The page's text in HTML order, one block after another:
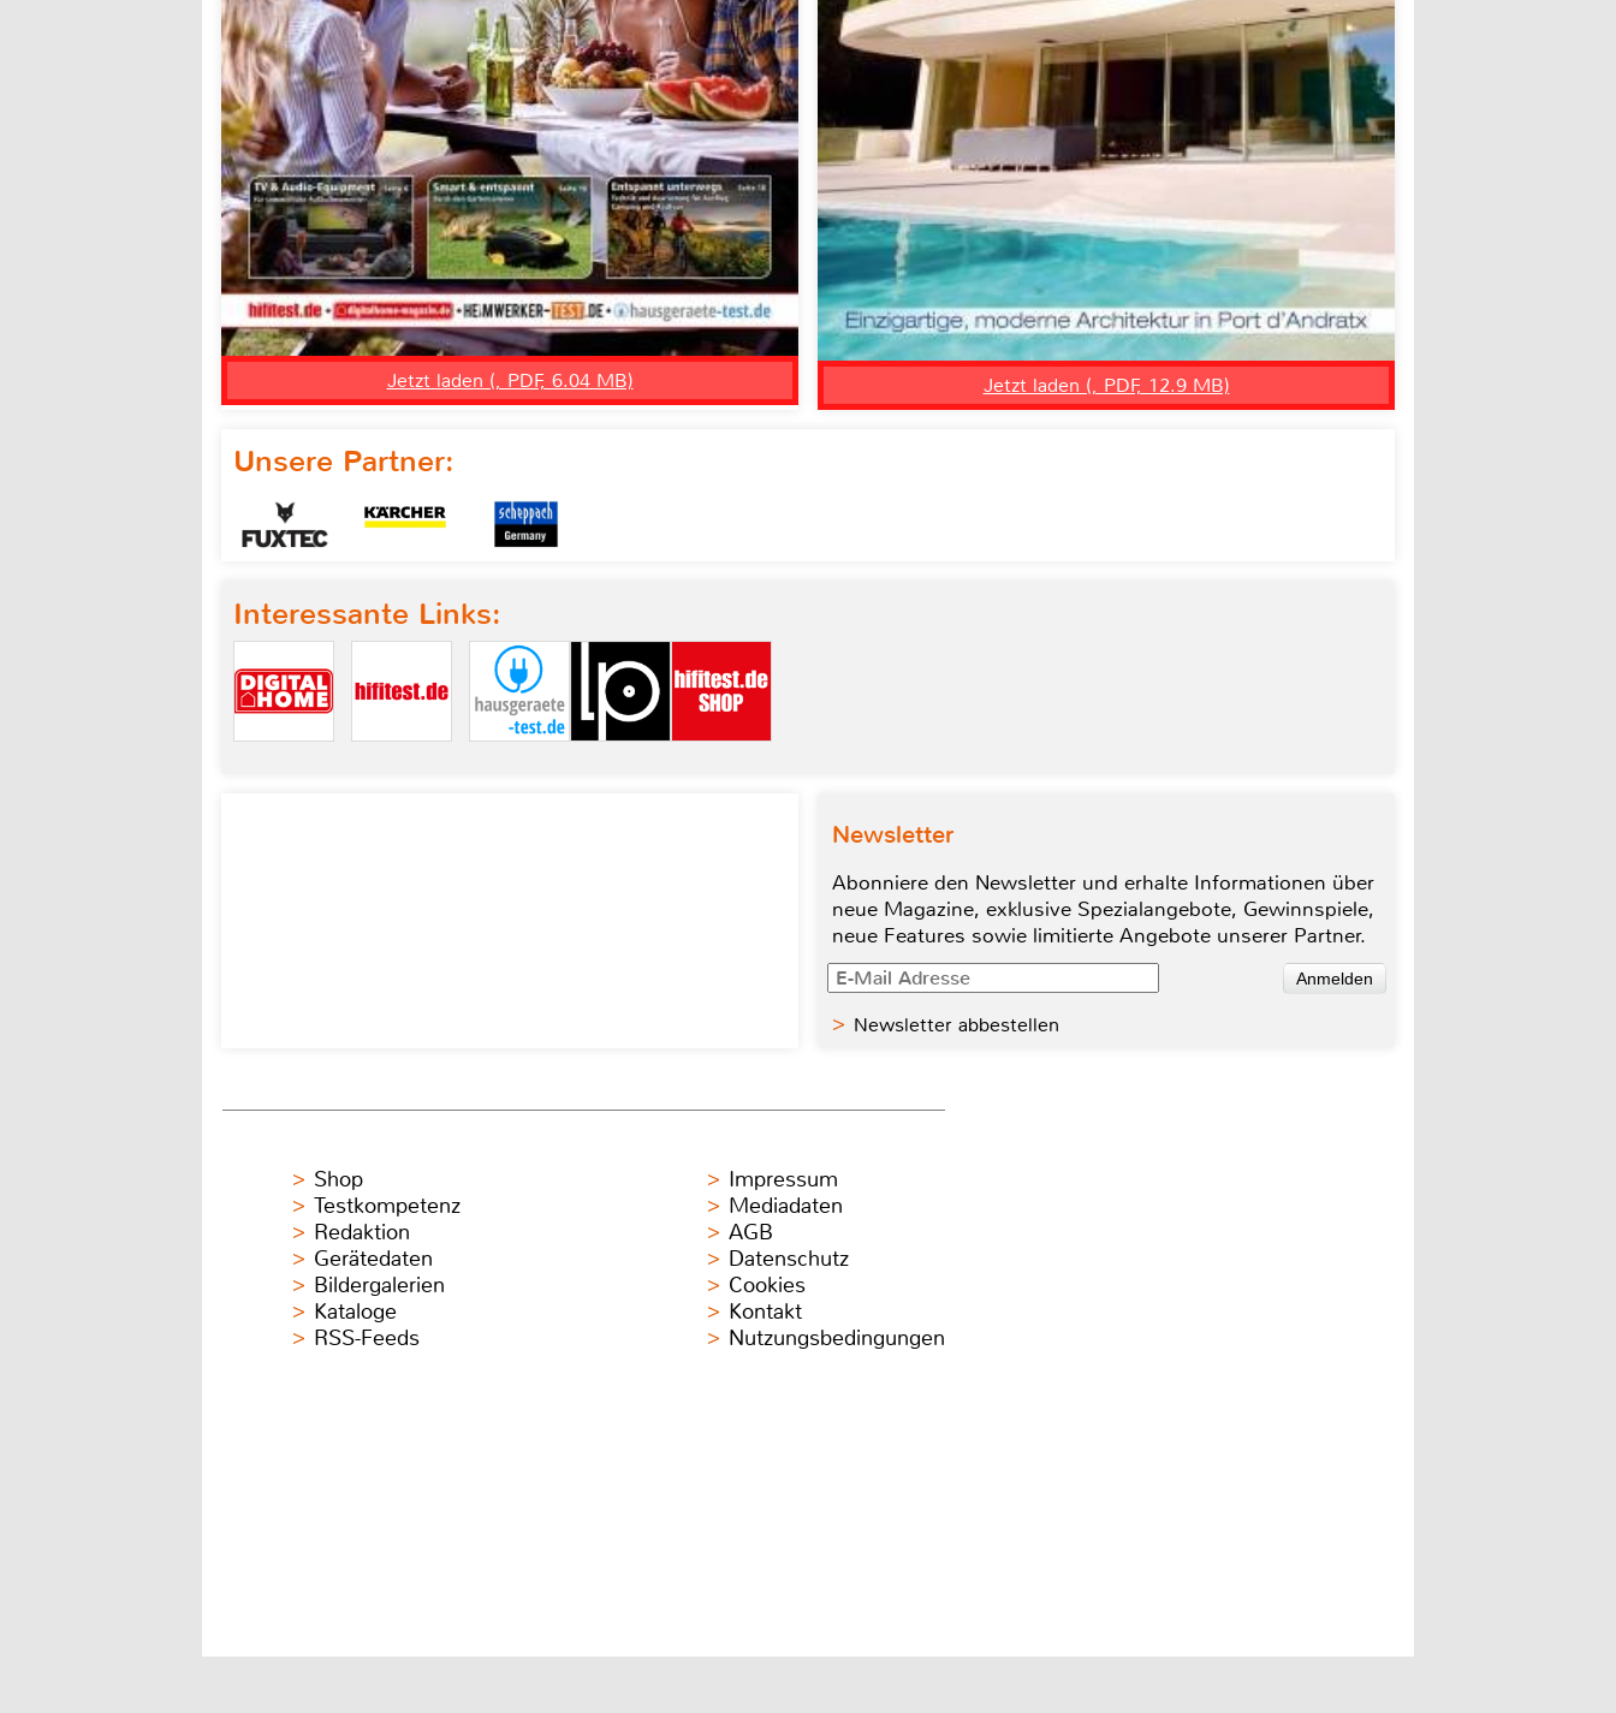
Jetzt laden (, PDF, 6.04 MB) Jetzt laden (, PDF, 12.9 MB)
Unsere Partner:
Interessante Links:
Newsletter
Abonniere den Newsletter und erhalte Informationen über
neue Magazine, exklusive Spezialangebote, Gewinnspiele,
neue Features sowie limitierte Angebote unserer Partner.
Newsletter abbestellen
Shop
Testkompetenz
Redaktion
Gerätedaten
Bildergalerien
Kataloge
RSS-Feeds
Impressum
Mediadaten
AGB
Datenschutz
Cookies
Kontakt
Nutzungsbedingungen